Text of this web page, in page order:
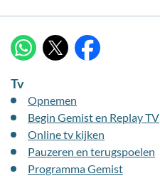
Tv
Opnemen
Begin Gemist en Replay TV
Online tv kijken
Pauzeren en terugspoelen
Programma Gemist